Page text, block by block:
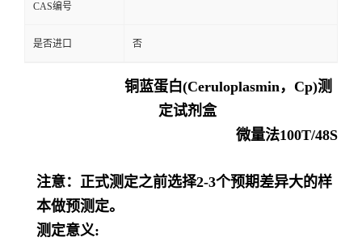
CAS编号
是否进口 否
铜蓝蛋白(Ceruloplasmin，Cp)测
定试剂盒
微量法100T/48S
注意：正式测定之前选择2-3个预期差异大的样
本做预测定。
测定意义: